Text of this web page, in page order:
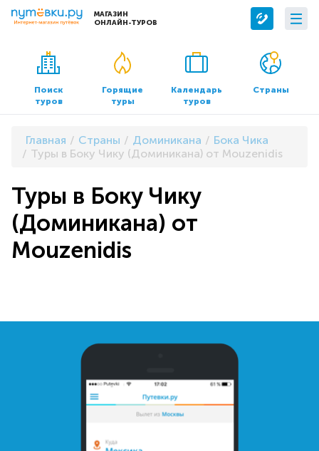
МАГАЗИН
ОНЛАЙН-ТУРОВ
Сервисы
Бронирование отелей
Трансфер
О компании
О нас
Контакты
Документы и реквизиты
Поиск
туров
Горящие
туры
Календарь
туров
Страны
Главная Страны Доминикана
Бока Чика
Туры в Боку Чику (Доминикана) от Mouzenidis
Туры в Боку Чику
(Доминикана) от
Mouzenidis